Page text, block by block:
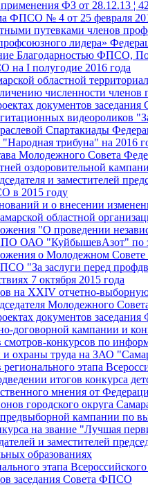
ФЗ от 28.12.13 ¦
ФПСО № 4 от 25 февраля
путевками членов
лидера»
Благодарностью ФПСО,
I полугодие 2016 года
областной
численности членов
документов
видеороликов
Спартакиады
трибуна" на 2016
Молодежного Совета
оздоровительной
и заместителей
в 2015 году
и о внесении
областной
"О проведении
ОАО "КуйбышевАзот" по
о Молодежном Совете
"За заслуги перед
7 октября 2015 года
на XXIV отчетно-
Молодежного
документов
договорной кампании и
конкурсов по
и охраны труда на ЗАО
этапа
итогов конкурса
мнения от
городского округа
кампании по
на звание "Лучшая
и заместителей
образованиях
этапа
заседания Совета ФПСО